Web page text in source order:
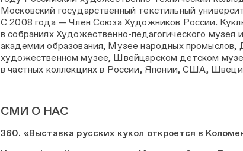
Московский государственный текстильный
С 2008 года — Член Союза Художников России.
в собраниях Художественно-педагогического музея
академии образования, Музее народных
художественном музее, Швейцарском детском
в частных коллекциях в России, Японии, США,
СМИ О НАС
360. «Выставка русских кукол откроется в